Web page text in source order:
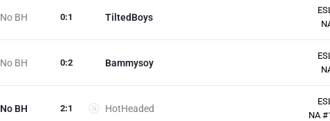
No BH TiltedBoys
0:1
ESL
No BH Bammysoy
0:2
ESL
No BH HotHeaded
2:1
ESL
NA